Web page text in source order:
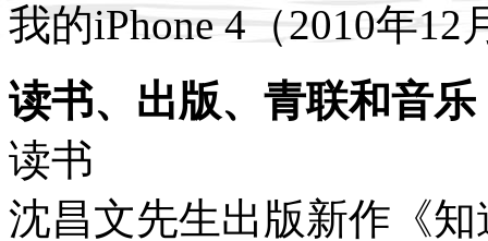
我的iPhone 4（2010年12
读书、出版、青联和音乐
读书
沈昌文先生出版新作《